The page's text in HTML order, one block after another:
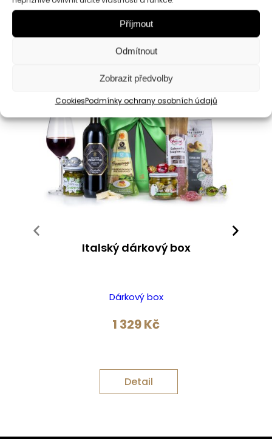
Příjmout
Odmítnout
Zobrazit předvolby
CookiesPodmínky ochrany osobních údajů
Italský dárkový box
Dárkový box
1 329Kč
Detail